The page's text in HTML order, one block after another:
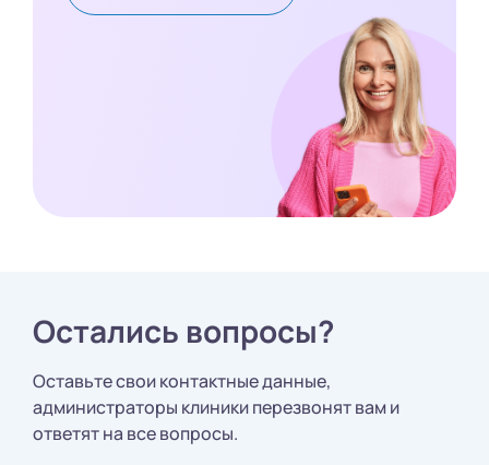
Остались вопросы?
Оставьте свои контактные данные,
администраторы клиники перезвонят вам и
ответят на все вопросы.